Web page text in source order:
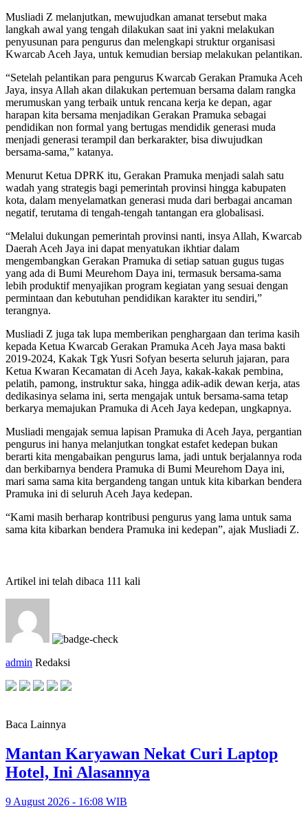
Musliadi Z melanjutkan, mewujudkan amanat tersebut maka
langkah awal yang tengah dilakukan saat ini yakni melakukan
penyusunan para pengurus dan melengkapi struktur organisasi
Kwarcab Aceh Jaya, untuk kemudian bersiap melakukan pelantikan.
“Setelah pelantikan para pengurus Kwarcab Gerakan Pramuka Aceh
Jaya, insya Allah akan dilakukan pertemuan bersama dalam rangka
merumuskan yang terbaik untuk rencana kerja ke depan, agar
harapan kita bersama menjadikan Gerakan Pramuka sebagai
pendidikan non formal yang bertugas mendidik generasi muda
menjadi generasi terampil dan berkarakter, bisa diwujudkan
bersama-sama,” katanya.
Menurut Ketua DPRK itu, Gerakan Pramuka menjadi salah satu
wadah yang strategis bagi pemerintah provinsi hingga kabupaten
kota, dalam menyelamatkan generasi muda dari berbagai ancaman
negatif, terutama di tengah-tengah tantangan era globalisasi.
“Melalui dukungan pemerintah provinsi nanti, insya Allah, Kwarcab
Daerah Aceh Jaya ini dapat menyatukan ikhtiar dalam
mengembangkan Gerakan Pramuka di setiap satuan gugus tugas
yang ada di Bumi Meurehom Daya ini, termasuk bersama-sama
lebih produktif menyajikan program kegiatan yang sesuai dengan
permintaan dan kebutuhan pendidikan karakter itu sendiri,”
terangnya.
Musliadi Z juga tak lupa memberikan penghargaan dan terima kasih
kepada Ketua Kwarcab Gerakan Pramuka Aceh Jaya masa bakti
2019-2024, Kakak Tgk Yusri Sofyan beserta seluruh jajaran, para
Ketua Kwaran Kecamatan di Aceh Jaya, kakak-kakak pembina,
pelatih, pamong, instruktur saka, hingga adik-adik dewan kerja, atas
dedikasinya selama ini, serta mengajak untuk bersama-sama tetap
berkarya memajukan Pramuka di Aceh Jaya kedepan, ungkapnya.
Musliadi mengajak semua lapisan Pramuka di Aceh Jaya, pergantian
pengurus ini hanya melanjutkan tongkat estafet kedepan bukan
berarti kita mengabaikan pengurus lama, jadi untuk berjalannya roda
dan berkibarnya bendera Pramuka di Bumi Meurehom Daya ini,
mari sama sama kita bergandeng tangan untuk kita kibarkan bendera
Pramuka ini di seluruh Aceh Jaya kedepan.
“Kami masih berharap kontribusi pengurus yang lama untuk sama
sama kita kibarkan bendera Pramuka ini kedepan”, ajak Musliadi Z.
Artikel ini telah dibaca 111 kali
admin Redaksi
Baca Lainnya
Mantan Karyawan Nekat Curi Laptop
Hotel, Ini Alasannya
9 August 2026 - 16:08 WIB